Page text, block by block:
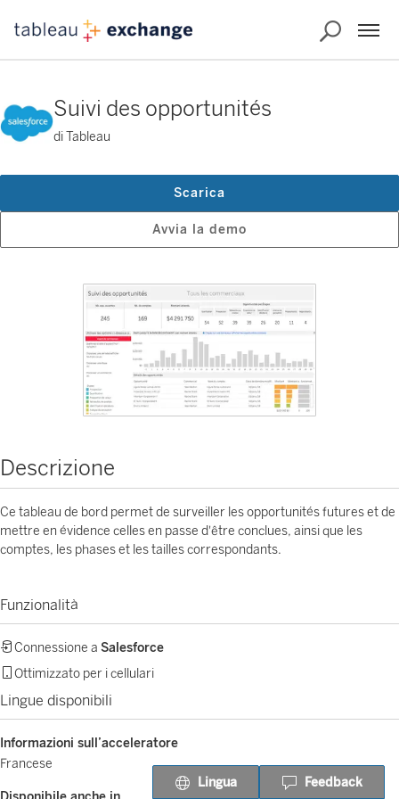
Suivi des opportunités
di Tableau
Avvia la demo
Scarica
Descrizione
Ce tableau de bord permet de surveiller les opportunités futures et de
mettre en évidence celles en passe d'être conclues, ainsi que les
comptes, les phases et les tailles correspondants.
Funzionalità
Connessione a Salesforce
Ottimizzato per i cellulari
Lingue disponibili
Informazioni sull’acceleratore
Francese
Lingua Feedback